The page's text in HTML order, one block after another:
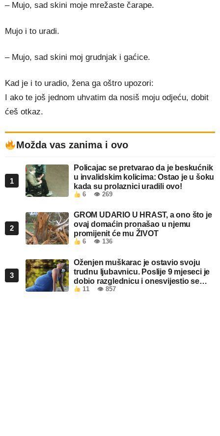
– Mujo, sad skini moje mrežaste čarape.
Mujo i to uradi.
– Mujo, sad skini moj grudnjak i gaćice.
Kad je i to uradio, žena ga oštro upozori:
I ako te još jednom uhvatim da nosiš moju odjeću, dobit
ćeš otkaz.
Možda vas zanima i ovo
1
Policajac se pretvarao da je beskućnik
u invalidskim kolicima: Ostao je u šoku
kada su prolaznici uradili ovo!
6 👁 269
2
GROM UDARIO U HRAST, a ono što je
ovaj domaćin pronašao u njemu
promijenit će mu ŽIVOT
6 👁 136
3
Oženjen muškarac je ostavio svoju
trudnu ljubavnicu. Poslije 9 mjeseci je
dobio razglednicu i onesvijestio se
kada je pročitao šta piše!
11 👁 857